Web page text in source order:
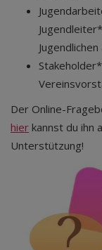
Der Online-
hier kannst du ihn
Unterstützung!